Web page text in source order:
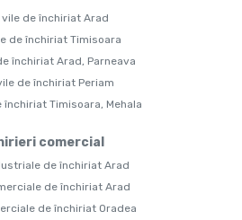
vile de închiriat Arad
de închiriat Timisoara
închiriat Arad, Parneava
de închiriat Periam
închiriat Timisoara, Mehala
comercial
de închiriat Arad
de închiriat Arad
de închiriat Oradea